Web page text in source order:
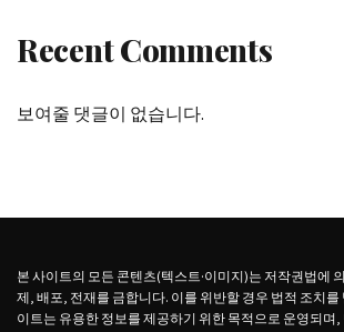
Recent Comments
보여줄 댓글이 없습니다.
본 사이트의 모든 콘텐츠(텍스트·이미지)는 저작권법에
제, 배포, 전재를 금합니다. 이를 위반할 경우 법적 조치를
이트는 유용한 정보를 제공하기 위한 목적으로 운영되며,